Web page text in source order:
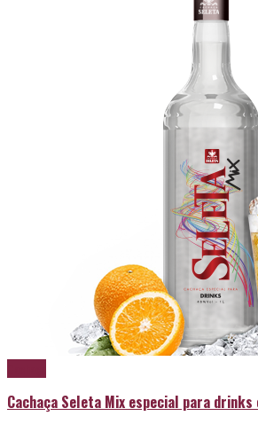
Cachaça Seleta Mix especial para